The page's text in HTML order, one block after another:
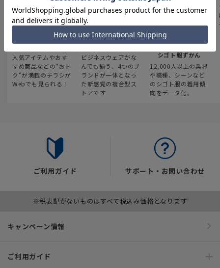
最新のお買い得情報
人気アイテムやおす
すめ商品などの“おト
ク“が満載のチラシが
Webでも見られる！
スーツスクエア
ビジネスウェアがな
んでも揃う、4つのブ
ランドが一体となっ
た新感覚の複合型ス
トアです
みんなの
シゴト服ずかん
12,000人以上の業界
や職種、シーンなど
のシゴト服の着用傾
向をデータ化。
ご利用ガイド サポート・お問い合わせ
※税表記がないものはすべて税込み価格となります
キャンペーン情報
ご利用ガイド